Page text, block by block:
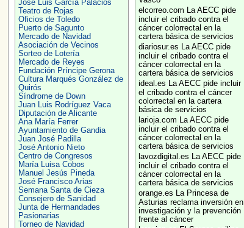
José Luis García Palacios
Teatro de Rojas
Oficios de Toledo
Puerto de Sagunto
Mercado de Navidad
Asociación de Vecinos
Sorteo de Lotería
Mercado de Reyes
Fundación Príncipe Gerona
Cultura Marqués González de
Quirós
Síndrome de Down
Juan Luis Rodríguez Vaca
Diputación de Alicante
Ana María Ferrer
Ayuntamiento de Gandia
Juan José Padilla
José Antonio Nieto
Centro de Congresos
María Luisa Cobos
Manuel Jesús Pineda
José Francisco Arias
Semana Santa de Cieza
Consejero de Sanidad
Junta de Hermandades
Pasionarias
Torneo de Navidad
elcorreo.com La AECC pide
incluir el cribado contra el
cáncer colorrectal en la
cartera básica de servicios
diariosur.es La AECC pide
incluir el cribado contra el
cáncer colorrectal en la
cartera básica de servicios
ideal.es La AECC pide incluir
el cribado contra el cáncer
colorrectal en la cartera
básica de servicios
larioja.com La AECC pide
incluir el cribado contra el
cáncer colorrectal en la
cartera básica de servicios
lavozdigital.es La AECC pide
incluir el cribado contra el
cáncer colorrectal en la
cartera básica de servicios
orange.es La Princesa de
Asturias reclama inversión en
investigación y la prevención
frente al cáncer